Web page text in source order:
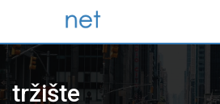
content
tržište